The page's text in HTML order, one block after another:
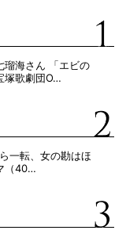
瑠海さん 「エビの
塚歌劇団O…
一転、女の勘はほ
（40…